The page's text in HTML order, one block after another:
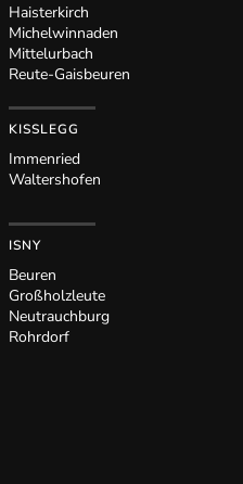
Haisterkirch
Michelwinnaden
Mittelurbach
Reute-Gaisbeuren
KISSLEGG
Immenried
Waltershofen
ISNY
Beuren
Großholzleute
Neutrauchburg
Rohrdorf